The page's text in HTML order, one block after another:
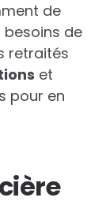
de
de
retraités
et
pour en